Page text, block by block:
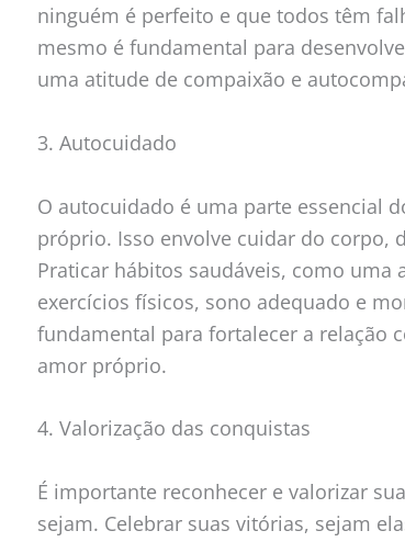
ninguém é perfeito e que todos têm
mesmo é fundamental para
uma atitude de compaixão e
3. Autocuidado
O autocuidado é uma parte essencial
próprio. Isso envolve cuidar do corpo,
Praticar hábitos saudáveis, como uma
exercícios físicos, sono adequado e
fundamental para fortalecer a relação
amor próprio.
4. Valorização das conquistas
É importante reconhecer e valorizar
sejam. Celebrar suas vitórias, sejam